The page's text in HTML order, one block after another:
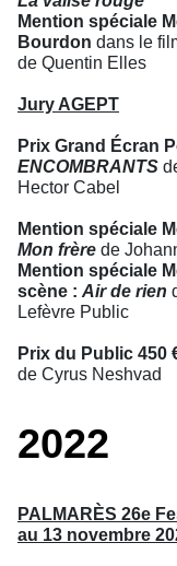
Mention spéciale
Bourdon dans le
de Quentin Elles
Jury AGEPT
Prix Grand Écran
ENCOMBRANTS
Hector Cabel
Mention spéciale
Mon frère de
Mention spéciale
scène : Air de rien
Lefèvre Public
Prix du Public 450
de Cyrus Neshvad
2022
PALMARÈS 26e
au 13 novembre